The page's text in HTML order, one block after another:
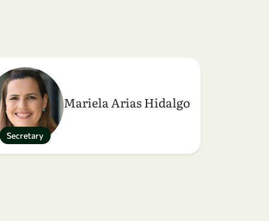
Secretary
Mariela Arias Hidalgo